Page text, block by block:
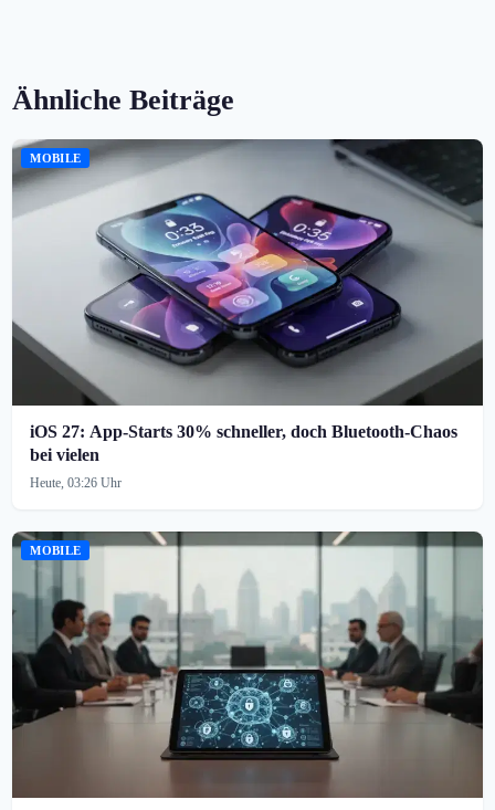
Ähnliche Beiträge
MOBILE
iOS 27: App-Starts 30% schneller, doch Bluetooth-Chaos
bei vielen
Heute, 03:26 Uhr
MOBILE